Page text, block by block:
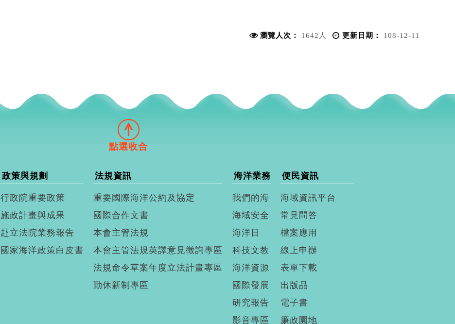
瀏覽人次： 1642人 更新日期： 108-12-11
政策與規劃
行政院重要政策
施政計畫與成果
赴立法院業務報告
國家海洋政策白皮書
法規資訊
重要國際海洋公約及協定
國際合作文書
本會主管法規
本會主管法規英譯意見徵詢專區
法規命令草案年度立法計畫專區
勤休新制專區
海洋業務
我們的海
海域安全
海洋日
科技文教
海洋資源
國際發展
研究報告
影音專區
便民資訊
海域資訊平台
常見問答
檔案應用
線上申辦
表單下載
出版品
電子書
廉政園地